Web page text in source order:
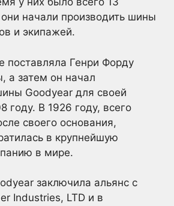
они начали производить шины
и экипажей.
поставляла Генри Форду
а затем он начал
Goodyear для своей
году. В 1926 году, всего
своего основания,
в крупнейшую
в мире.
заключила альянс с
Industries, LTD и в